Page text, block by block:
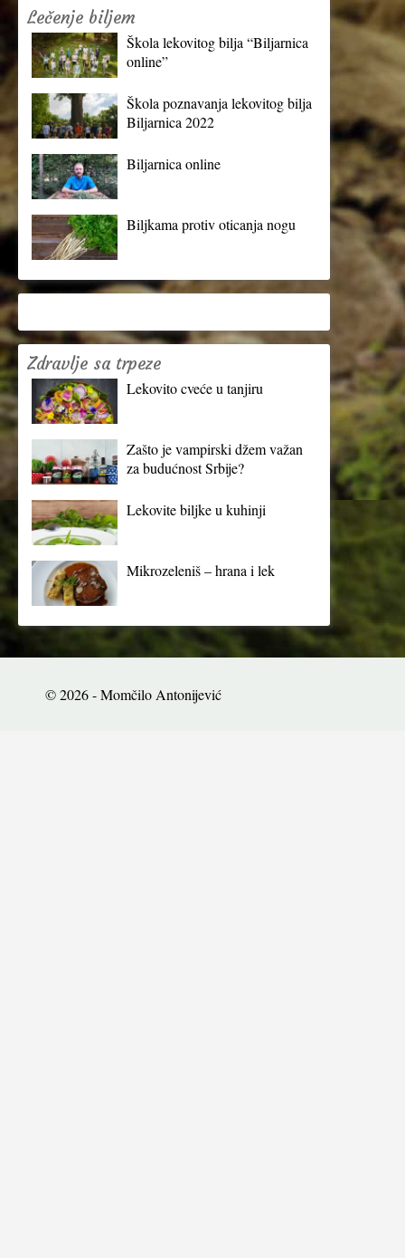
Lečenje biljem
Škola lekovitog bilja “Biljarnica
online”
Škola poznavanja lekovitog bilja
Biljarnica 2022
Biljarnica online
Biljkama protiv oticanja nogu
Zdravlje sa trpeze
Lekovito cveće u tanjiru
Zašto je vampirski džem važan
za budućnost Srbije?
Lekovite biljke u kuhinji
Mikrozeleniš – hrana i lek
© 2026 - Momčilo Antonijević